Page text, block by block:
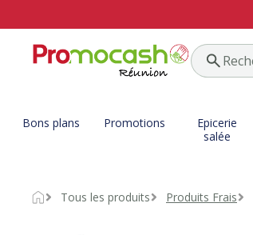
Bons plans Promotions
Epicerie
salée
Tous les produits Produits Frais